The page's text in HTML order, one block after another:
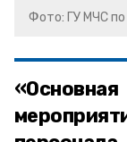
Фото: ГУ МЧС